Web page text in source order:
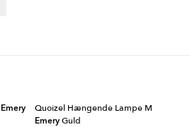
Emery
Quoizel Hængende Lampe M
EmeryGuld